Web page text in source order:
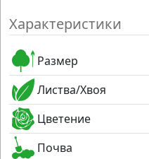
Характеристики
Размер
Листва/Хвоя
Цветение
Почва